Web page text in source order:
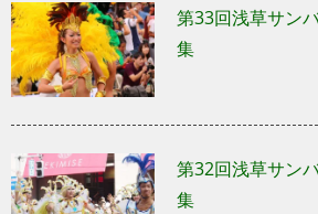
第33回浅草サン
集
第32回浅草サン
集